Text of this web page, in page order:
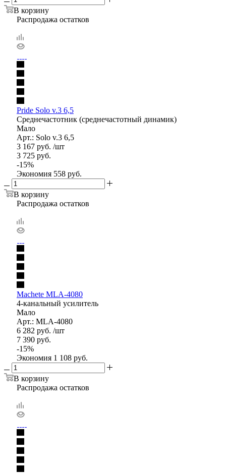
В корзину
Распродажа остатков
Pride Solo v.3 6,5
Среднечастотник (среднечастотный динамик)
Мало
Арт.: Solo v.3 6,5
3 167 руб. /шт
3 725 руб.
-15%
Экономия 558 руб.
В корзину
Распродажа остатков
Machete MLA-4080
4-канальный усилитель
Мало
Арт.: MLA-4080
6 282 руб. /шт
7 390 руб.
-15%
Экономия 1 108 руб.
В корзину
Распродажа остатков